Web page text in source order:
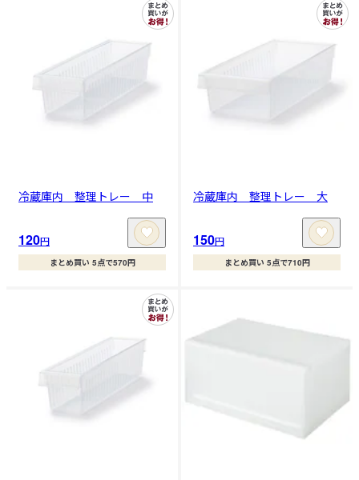
冷蔵庫内 整理トレー 中
120円
まとめ買い 5点で570円
冷蔵庫内 整理トレー 大
150円
まとめ買い 5点で710円